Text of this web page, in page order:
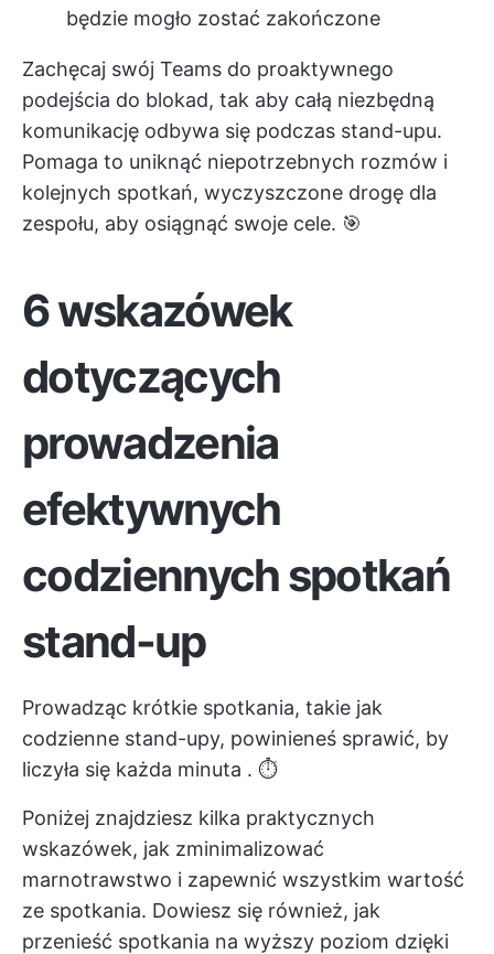
będzie mogło zostać zakończone
Zachęcaj swój Teams do proaktywnego
podejścia do blokad, tak aby całą niezbędną
komunikację odbywa się podczas stand-upu.
Pomaga to uniknąć niepotrzebnych rozmów i
kolejnych spotkań, wyczyszczone drogę dla
zespołu, aby osiągnąć swoje cele. 🎯
6 wskazówek
dotyczących
prowadzenia
efektywnych
codziennych spotkań
stand-up
Prowadząc krótkie spotkania, takie jak
codzienne stand-upy, powinieneś sprawić, by
liczyła się każda minuta . ⏱️
Poniżej znajdziesz kilka praktycznych
wskazówek, jak zminimalizować
marnotrawstwo i zapewnić wszystkim wartość
ze spotkania. Dowiesz się również, jak
przenieść spotkania na wyższy poziom dzięki